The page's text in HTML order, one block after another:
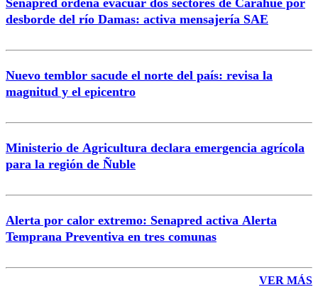
Senapred ordena evacuar dos sectores de Carahue por
desborde del río Damas: activa mensajería SAE
Nuevo temblor sacude el norte del país: revisa la
magnitud y el epicentro
Ministerio de Agricultura declara emergencia agrícola
para la región de Ñuble
Alerta por calor extremo: Senapred activa Alerta
Temprana Preventiva en tres comunas
VER MÁS